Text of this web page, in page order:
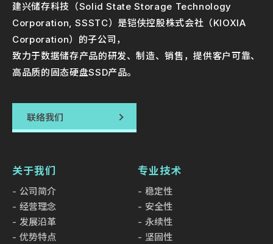
建兴储存科技（Solid State Storage Technology
Corporation, SSSTC）是铠侠控股株式会社（KIOXIA
Corporation）的子公司，
致力于数据储存产品的研发、制造、销售，提供客户可靠、
高品质的固态硬盘SSD产品。
联络我们
关于我们
公司简介
经营理念
发展沿革
优势特点
专业技术
稳定性
安全性
永续性
坚固性